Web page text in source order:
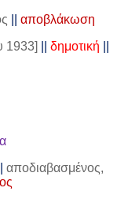
αποβλάκωση
1933]
δημοτική
αποδιαβασμένος,